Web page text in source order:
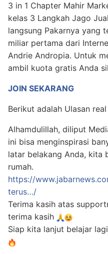
3 in 1 Chapter Mahir
kelas 3 Langkah Jago
langsung Pakarnya yang
miliar pertama dari
Andrie Andropia. Untuk
ambil kuota gratis Anda
JOIN SEKARANG
Berikut adalah Ulasan
Alhamdulillah, diliput
ini bisa menginspirasi
latar belakang Anda, kita
rumah.
https://
terus…/
Terima kasih atas
terima kasih
Siap kita lanjut belajar